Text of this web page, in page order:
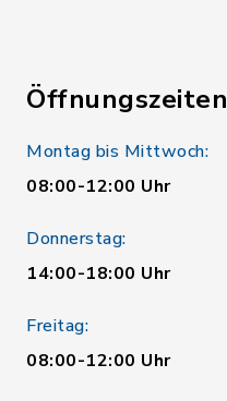
Öffnungszeiten
Montag bis Mittwoch:
08:00-12:00 Uhr
Donnerstag:
14:00-18:00 Uhr
Freitag:
08:00-12:00 Uhr